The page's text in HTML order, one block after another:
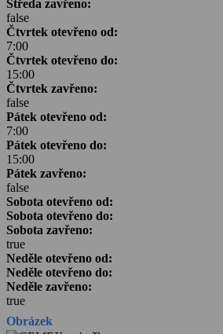
Středa zavřeno:
false
Čtvrtek otevřeno od:
7:00
Čtvrtek otevřeno do:
15:00
Čtvrtek zavřeno:
false
Pátek otevřeno od:
7:00
Pátek otevřeno do:
15:00
Pátek zavřeno:
false
Sobota otevřeno od:
Sobota otevřeno do:
Sobota zavřeno:
true
Neděle otevřeno od:
Neděle otevřeno do:
Neděle zavřeno:
true
Obrázek